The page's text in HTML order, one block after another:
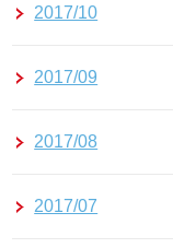
2017/10
2017/09
2017/08
2017/07